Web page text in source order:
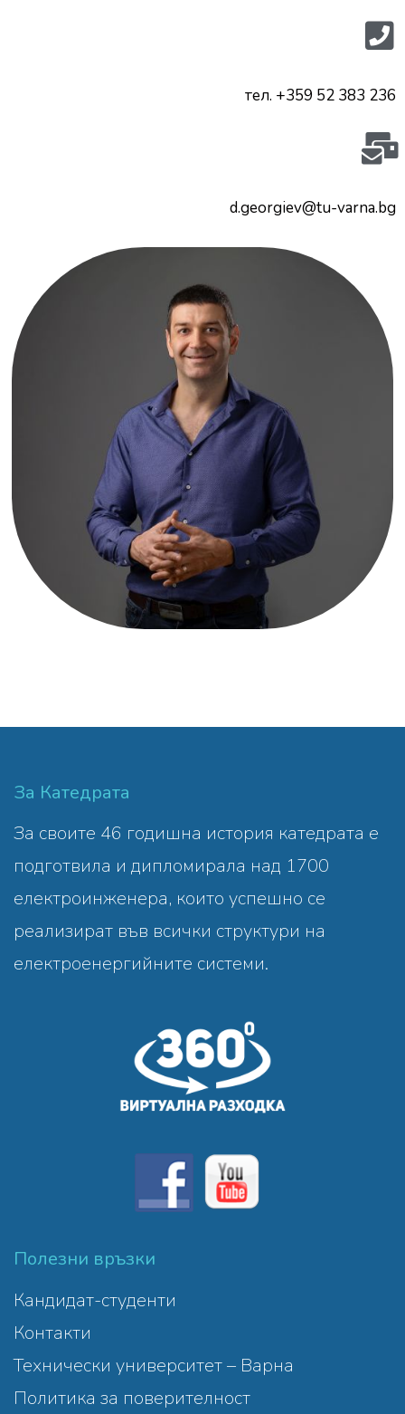
тел. +359 52 383 236
d.georgiev@tu-varna.bg
За Катедрата
За своите 46 годишна история катедрата е
подготвила и дипломирала над 1700
електроинженера, които успешно се
реализират във всички структури на
електроенергийните системи.
Полезни връзки
Кандидат-студенти
Контакти
Технически университет – Варна
Политика за поверителност